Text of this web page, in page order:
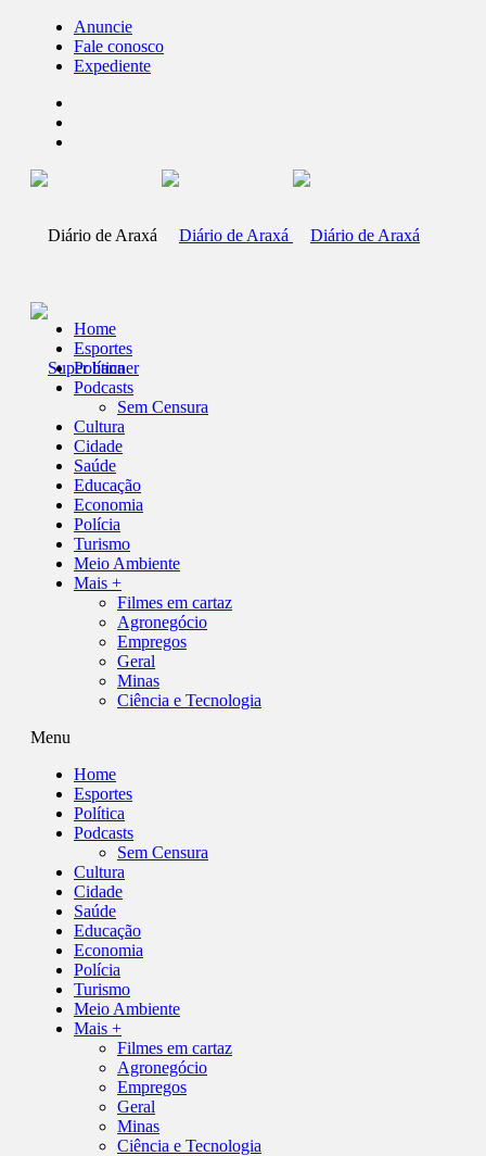
Anuncie
Fale conosco
Expediente
Home
Esportes
Política
Podcasts
Sem Censura
Cultura
Cidade
Saúde
Educação
Economia
Polícia
Turismo
Meio Ambiente
Mais +
Filmes em cartaz
Agronegócio
Empregos
Geral
Minas
Ciência e Tecnologia
Menu
Home
Esportes
Política
Podcasts
Sem Censura
Cultura
Cidade
Saúde
Educação
Economia
Polícia
Turismo
Meio Ambiente
Mais +
Filmes em cartaz
Agronegócio
Empregos
Geral
Minas
Ciência e Tecnologia